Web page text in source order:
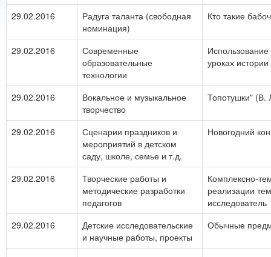
29.02.2016
Радуга таланта (свободная
номинация)
Кто такие
29.02.2016
Современные
образовательные
технологии
уроках
29.02.2016
Вокальное и музыкальное
творчество
Топотушки" (В.
29.02.2016
Сценарии праздников и
мероприятий в детском
саду, школе, семье и т.д.
Новогодний
29.02.2016
Творческие работы и
методические разработки
педагогов
Комплексно-
реализации
исследователь
29.02.2016
Детские исследовательские
и научные работы, проекты
Обычные